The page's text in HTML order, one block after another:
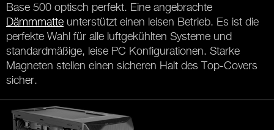
Base 500 optisch perfekt. Eine angebrachte
Dämmmatte unterstützt einen leisen Betrieb. Es ist die
perfekte Wahl für alle luftgekühlten Systeme und
standardmäßige, leise PC Konfigurationen. Starke
Magneten stellen einen sicheren Halt des Top-Covers
sicher.